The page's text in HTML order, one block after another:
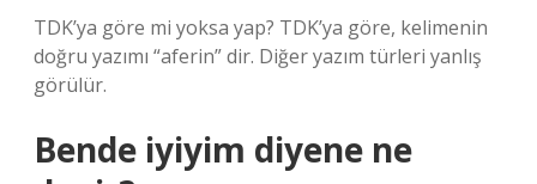
TDK’ya göre mi yoksa yap? TDK’ya göre, kelimenin
doğru yazımı “aferin” dir. Diğer yazım türleri yanlış
görülür.
Bende iyiyim diyene ne